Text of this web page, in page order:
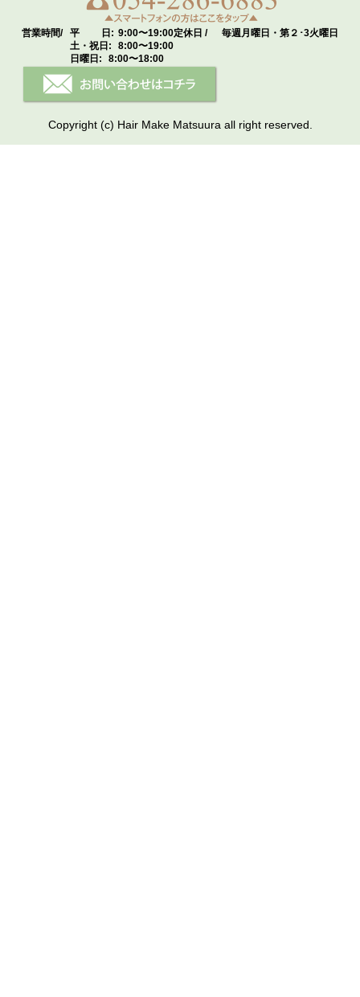
営業時間/ 平 日: 9:00〜19:00
土・祝日:
8:00〜19:00
日曜日:
8:00〜18:00
定休日 / 毎週月曜日・第２･3火曜日
Copyright (c) Hair Make Matsuura all right reserved.